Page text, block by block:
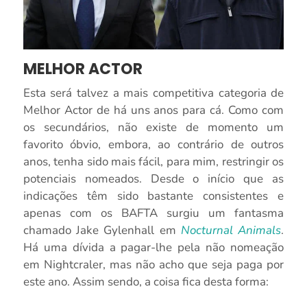
MELHOR ACTOR
Esta será talvez a mais competitiva categoria de
Melhor Actor de há uns anos para cá. Como com
os secundários, não existe de momento um
favorito óbvio, embora, ao contrário de outros
anos, tenha sido mais fácil, para mim, restringir os
potenciais nomeados. Desde o início que as
indicações têm sido bastante consistentes e
apenas com os BAFTA surgiu um fantasma
chamado Jake Gylenhall em Nocturnal Animals.
Há uma dívida a pagar-lhe pela não nomeação
em Nightcraler, mas não acho que seja paga por
este ano. Assim sendo, a coisa fica desta forma: